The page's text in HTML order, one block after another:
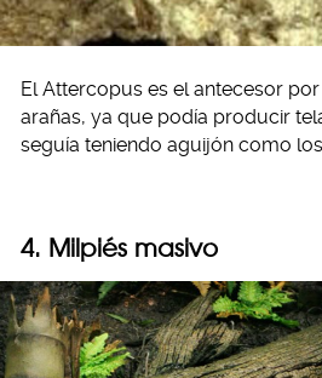
El Attercopus es el antecesor
arañas, ya que podía producir
seguía teniendo aguijón como
4. Milpiés masivo